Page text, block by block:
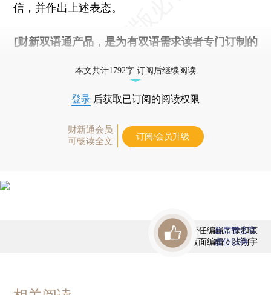
信，并作出上述表态。
[财新双语通产品，是为有双语需求读者专门订制的
本文共计1792字 订阅后继续阅读
登录 后获取已订阅的阅读权限
财新通会员
可畅读全文
订阅/会员升级
责任编辑：徐和谦
版面编辑：张翔宇
首席赞赏官
虚位以待